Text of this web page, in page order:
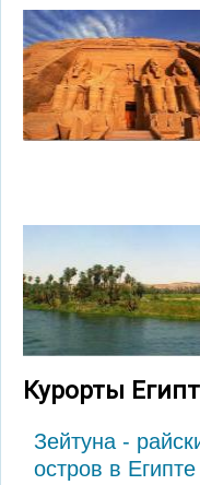
Курорты
Зейтуна -
остров в Египте